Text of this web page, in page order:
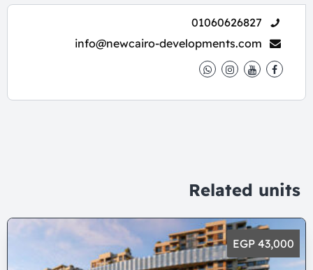
01060626827
info@newcairo-developments.com
Related units
43,000 EGP